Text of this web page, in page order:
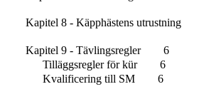
Kapitel 8 - Käpphästens utrustning
Kapitel 9 - Tävlingsregler 6
Tilläggsregler för kür 6
Kvalificering till SM 6